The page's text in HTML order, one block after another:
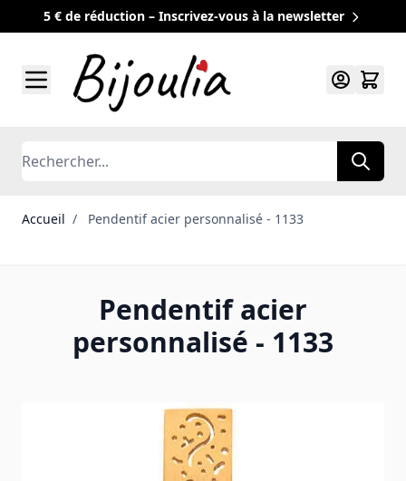
5 € de réduction – Inscrivez-vous à la newsletter
Rechercher
Accueil / Pendentif acier personnalisé - 1133
Pendentif acier
personnalisé - 1133